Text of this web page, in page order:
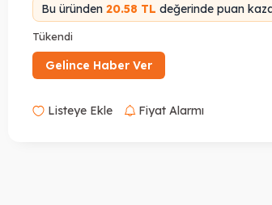
Bu üründen20.58 TL değerinde puan
Tükendi
Gelince Haber Ver
Listeye Ekle Fiyat Alarmı